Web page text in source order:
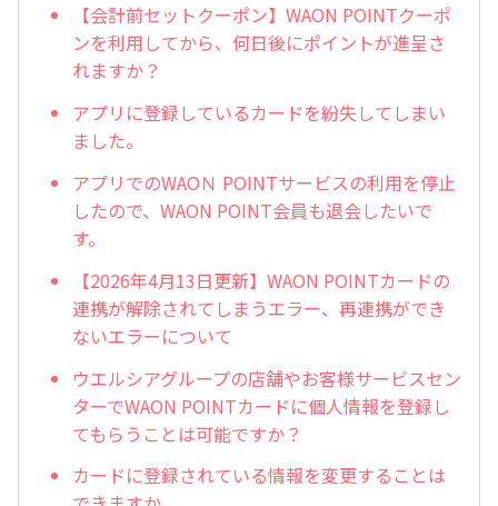
【会計前セットクーポン】WAON POINTクーポ
ンを利用してから、何日後にポイントが進呈さ
れますか？
アプリに登録しているカードを紛失してしまい
ました。
アプリでのWAOＮ POINTサービスの利用を停止
したので、WAON POINT会員も退会したいで
す。
【2026年4月13日更新】WAON POINTカードの
連携が解除されてしまうエラー、再連携ができ
ないエラーについて
ウエルシアグループの店舗やお客様サービスセン
ターでWAON POINTカードに個人情報を登録し
てもらうことは可能ですか？
カードに登録されている情報を変更することは